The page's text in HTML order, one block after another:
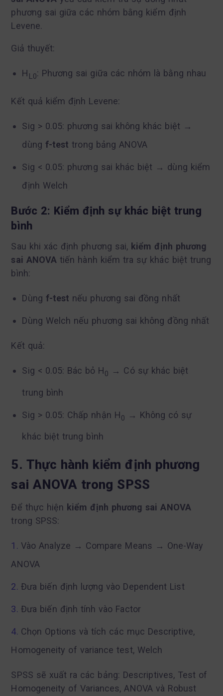
phương sai giữa các nhóm bằng kiểm định
Levene.
Giả thuyết:
H L0: Phương sai giữa các nhóm là bằng nhau
Kết quả kiểm định Levene:
Sig > 0.05: phương sai không khác biệt →
dùng f-test trong bảng ANOVA
Sig < 0.05: phương sai khác biệt → dùng kiểm
định Welch
Bước 2: Kiểm định sự khác biệt trung
bình
Sau khi xác định phương sai, kiểm định phương
sai ANOVA tiến hành kiểm tra sự khác biệt trung
bình:
Dùng f-test nếu phương sai đồng nhất
Dùng Welch nếu phương sai không đồng nhất
Kết quả:
Sig < 0.05: Bác bỏ H0 → Có sự khác biệt
trung bình
Sig > 0.05: Chấp nhận H0 → Không có sự
khác biệt trung bình
5. Thực hành kiểm định phương
sai ANOVA trong SPSS
Để thực hiện kiểm định phương sai ANOVA
trong SPSS:
Vào Analyze → Compare Means → One-Way
ANOVA
Đưa biến định lượng vào Dependent List
Đưa biến định tính vào Factor
Chọn Options và tích các mục Descriptive,
Homogeneity of variance test, Welch
SPSS sẽ xuất ra các bảng: Descriptives, Test of
Homogeneity of Variances, ANOVA và Robust